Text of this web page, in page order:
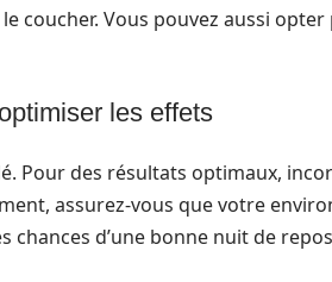
coucher. Vous pouvez aussi
les effets
Pour des résultats optimaux,
assurez-vous que votre
chances d’une bonne nuit de